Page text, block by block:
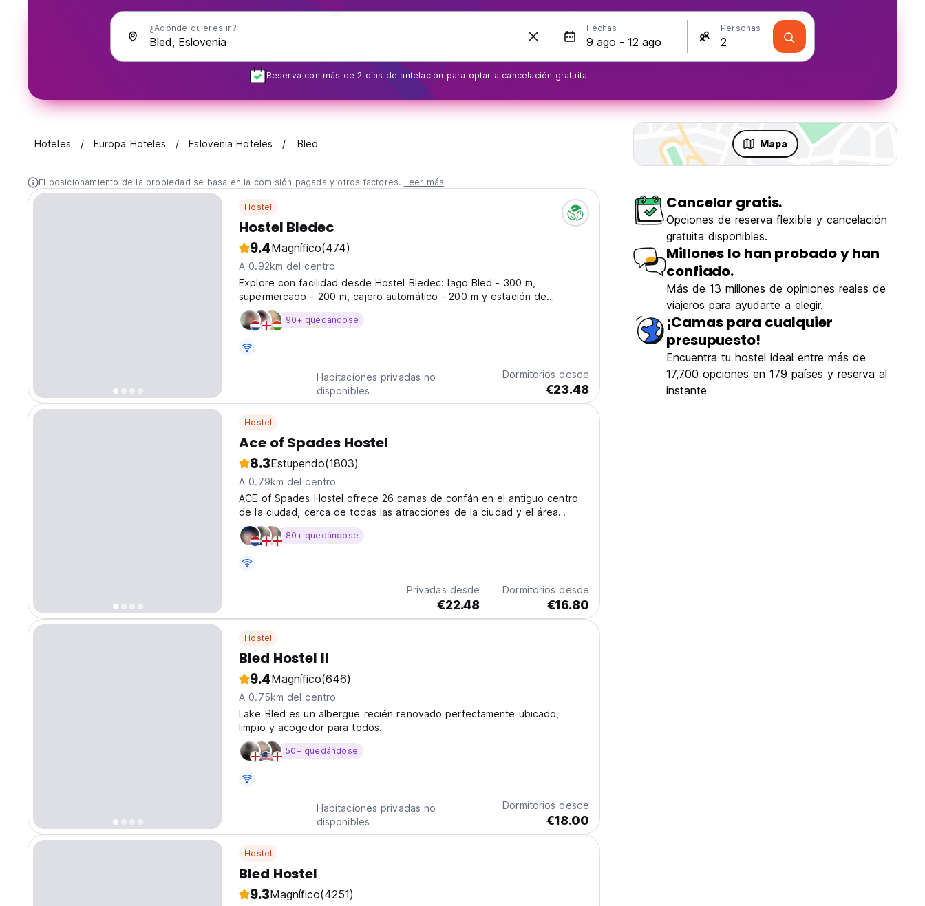
¿Adónde quieres ir? Fechas Personas
Reserva con más de 2 días de antelación para optar a cancelación gratuita
Hoteles Europa Hoteles Eslovenia Hoteles Bled Mapa
El posicionamiento de la propiedad se basa en la comisión pagada y otros factores. Leer más
Hostel
Hostel Bledec
9.4Magnífico(474)
A 0.92km del centro
Explore con facilidad desde Hostel Bledec: lago Bled - 300 m,
supermercado - 200 m, cajero automático - 200 m y estación de
autobuses (Bled-main) - 200 m.
90+ quedándose
Habitaciones privadas no
disponibles
Dormitorios desde
€23.48
Hostel
Ace of Spades Hostel
8.3Estupendo(1803)
A 0.79km del centro
ACE of Spades Hostel ofrece 26 camas de confán en el antiguo centro
de la ciudad, cerca de todas las atracciones de la ciudad y el área
principal.
80+ quedándose
Privadas desde
€22.48
Dormitorios desde
€16.80
Hostel
Bled Hostel II
9.4Magnífico(646)
A 0.75km del centro
Lake Bled es un albergue recién renovado perfectamente ubicado,
limpio y acogedor para todos.
50+ quedándose
Habitaciones privadas no
disponibles
Dormitorios desde
€18.00
Hostel
Bled Hostel
9.3Magnífico(4251)
Cancelar gratis.
Opciones de reserva flexible y cancelación
gratuita disponibles.
Millones lo han probado y han
confiado.
Más de 13 millones de opiniones reales de
viajeros para ayudarte a elegir.
¡Camas para cualquier
presupuesto!
Encuentra tu hostel ideal entre más de
17,700 opciones en 179 países y reserva al
instante